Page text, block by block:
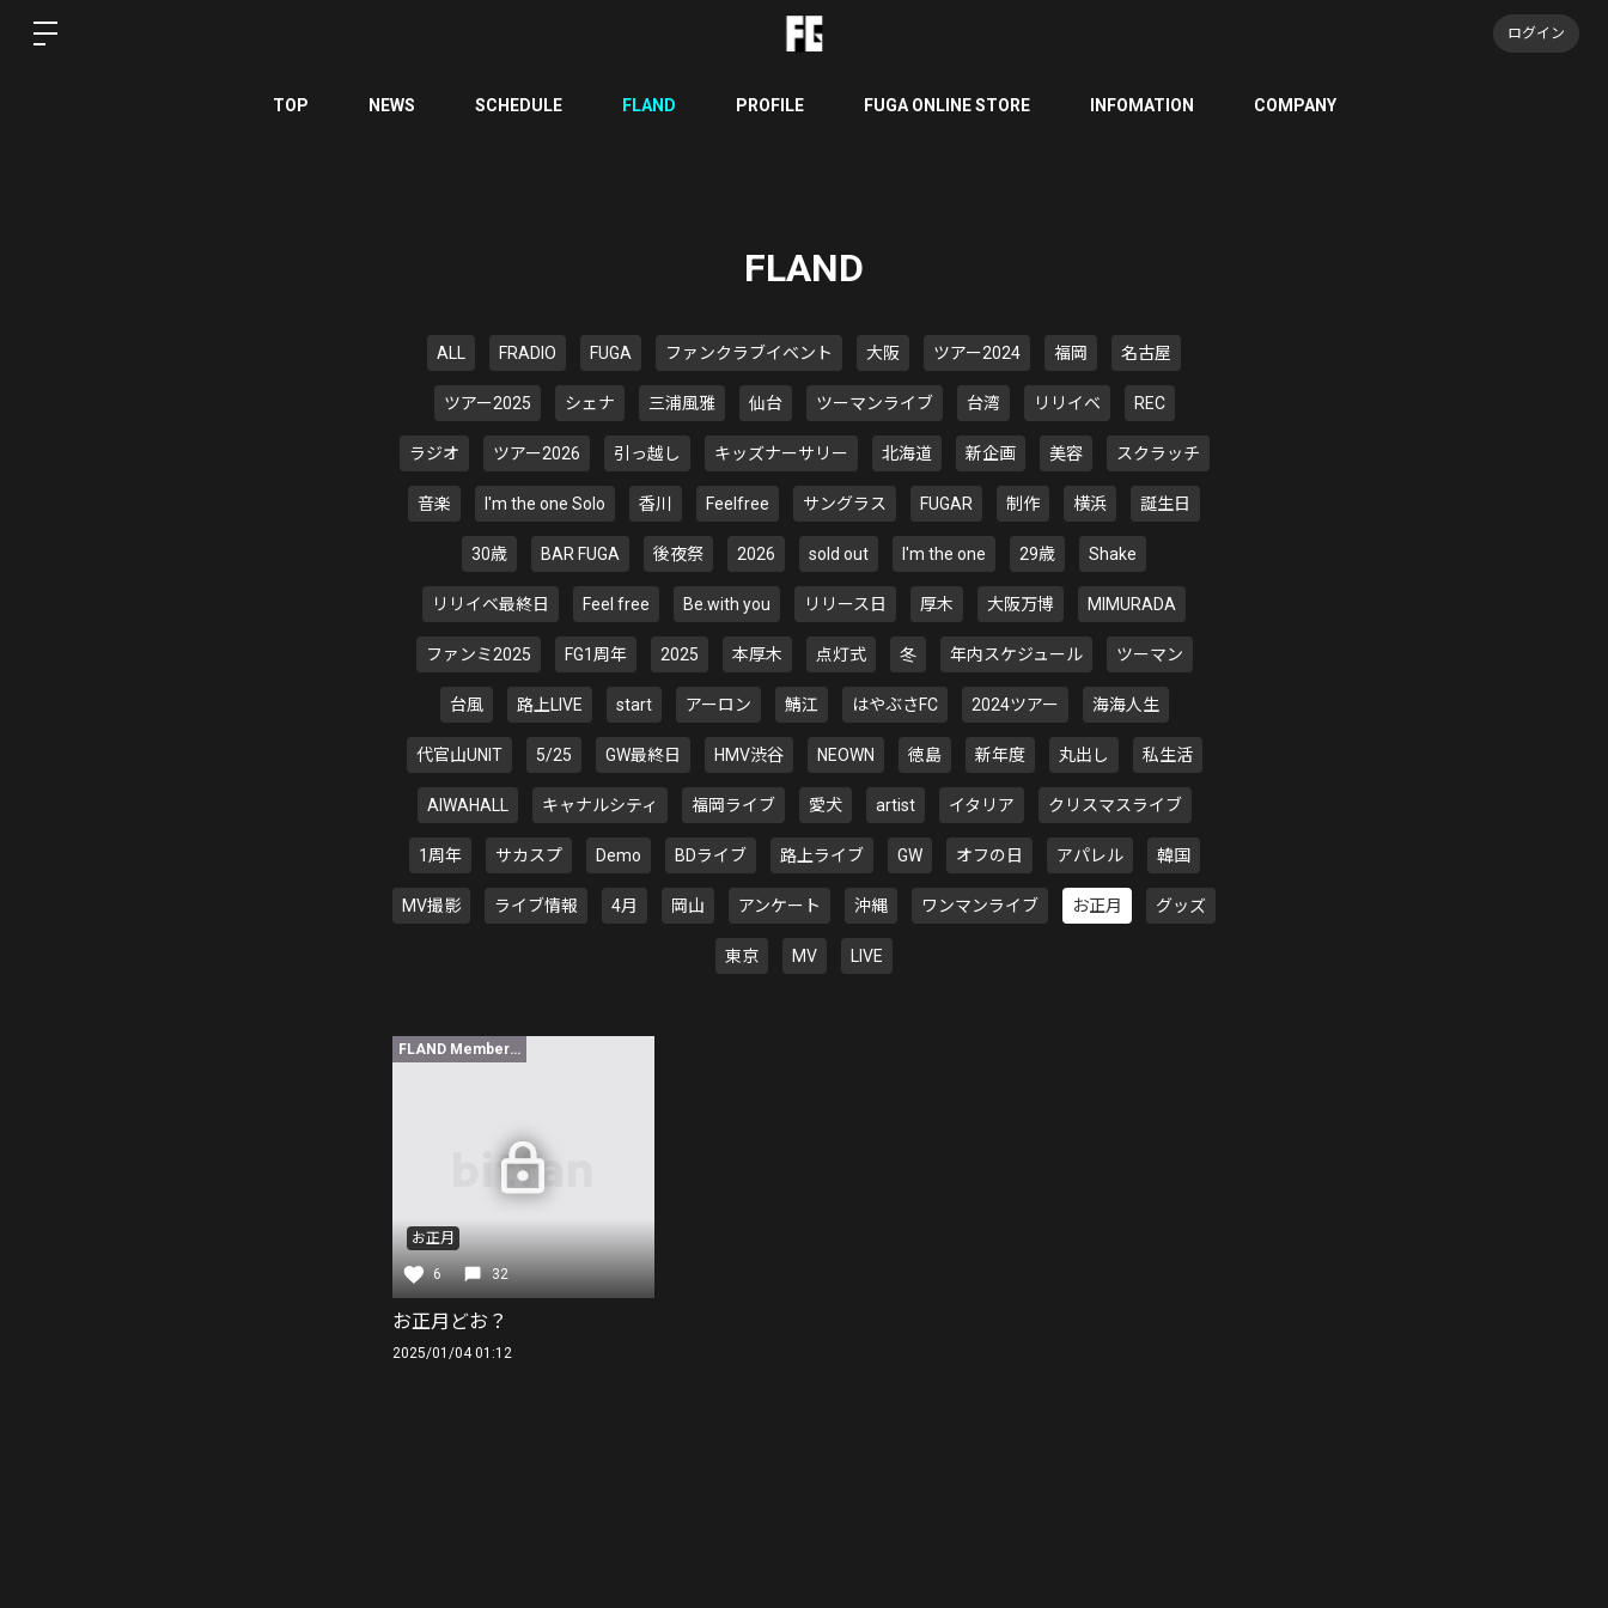
ログイン
TOP NEWS SCHEDULE FLAND PROFILE FUGA ONLINE STORE INFOMATION COMPANY
FLAND
ALL FRADIO FUGA ファンクラブイベント 大阪 ツアー2024 福岡 名古屋
ツアー2025 シェナ 三浦風雅 仙台 ツーマンライブ 台湾 リリイベ REC
ラジオ ツアー2026 引っ越し キッズナーサリー 北海道 新企画 美容 スクラッチ
音楽 I'm the one Solo 香川 Feelfree サングラス FUGAR 制作 横浜 誕生日
30歳 BAR FUGA 後夜祭 2026 sold out I'm the one 29歳 Shake
リリイベ最終日 Feel free Be.with you リリース日 厚木 大阪万博 MIMURADA
ファンミ2025 FG1周年 2025 本厚木 点灯式 冬 年内スケジュール ツーマン
台風 路上LIVE start アーロン 鯖江 はやぶさFC 2024ツアー 海海人生
代官山UNIT 5/25 GW最終日 HMV渋谷 NEOWN 徳島 新年度 丸出し 私生活
AIWAHALL キャナルシティ 福岡ライブ 愛犬 artist イタリア クリスマスライブ
1周年 サカスプ Demo BDライブ 路上ライブ GW オフの日 アパレル 韓国
MV撮影 ライブ情報 4月 岡山 アンケート 沖縄 ワンマンライブ お正月 グッズ
東京 MV LIVE
FLAND Member限定
お正月
6 32
お正月どお？
2025/01/04 01:12